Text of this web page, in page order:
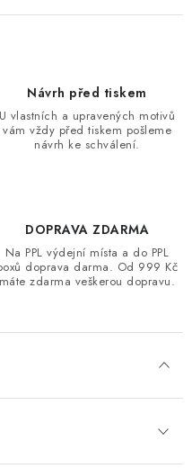
Návrh před tiskem
U vlastních a upravených motivů
vám vždy před tiskem pošleme
návrh ke schválení.
DOPRAVA ZDARMA
Na PPL výdejní místa a do PPL
doprava darma. Od 999 Kč
máte zdarma veškerou dopravu.